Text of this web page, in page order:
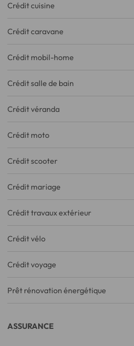
Crédit cuisine
Crédit caravane
Crédit mobil-home
Crédit salle de bain
Crédit véranda
Crédit moto
Crédit scooter
Crédit mariage
Crédit travaux extérieur
Crédit vélo
Crédit voyage
Prêt rénovation énergétique
ASSURANCE